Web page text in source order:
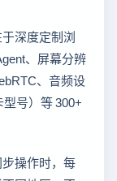
深度定制浏
、屏幕分辨
、音频设
号）等 300+
操作时，每